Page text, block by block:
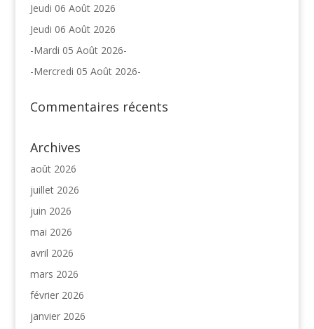
Jeudi 06 Août 2026
Jeudi 06 Août 2026
-Mardi 05 Août 2026-
-Mercredi 05 Août 2026-
Commentaires récents
Archives
août 2026
juillet 2026
juin 2026
mai 2026
avril 2026
mars 2026
février 2026
janvier 2026